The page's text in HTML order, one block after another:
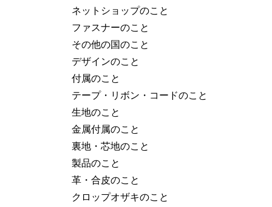
ネットショップのこと
ファスナーのこと
その他の国のこと
デザインのこと
付属のこと
テープ・リボン・コードのこと
生地のこと
金属付属のこと
裏地・芯地のこと
製品のこと
革・合皮のこと
クロップオザキのこと